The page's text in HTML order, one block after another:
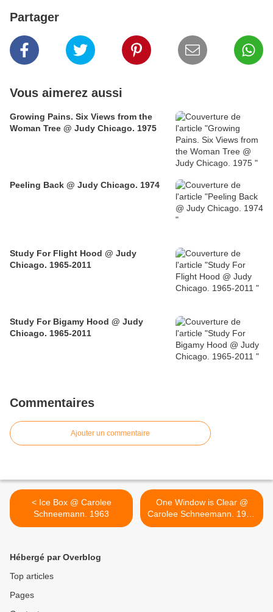
Partager
Vous aimerez aussi
Growing Pains. Six Views from the
Woman Tree @ Judy Chicago. 1975
Peeling Back @ Judy Chicago. 1974
Study For Flight Hood @ Judy
Chicago. 1965-2011
Study For Bigamy Hood @ Judy
Chicago. 1965-2011
Commentaires
Ajouter un commentaire
< Ice Box @ Carolee
Schneemann. 1963
One Window is Clear @
Carolee Schneemann. 1965
>
Hébergé par Overblog
Top articles
Pages